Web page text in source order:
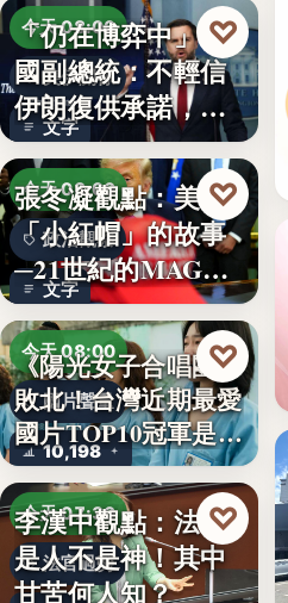
今天 08:00
美伊關係
文字
「仍在博弈中」 美
國副總統：不輕信
伊朗復供承諾，外
交、經…
♡
今天 08:00
政治觀察
文字
張冬凝觀點：美國
「小紅帽」的故事
─21世紀的MAGA
有沒…
♡
今天 08:00
國片聲量
10,198
《陽光女子合唱團》
敗北！台灣近期最愛
國片TOP10冠軍是…
♡
今天 07:30
法官過勞
李漢中觀點：法官
是人不是神！其中
甘苦何人知？
♡